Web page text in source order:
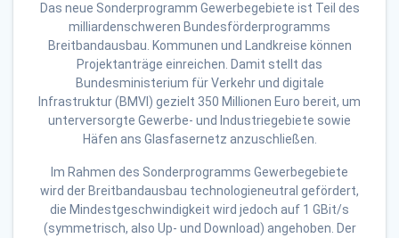
Das neue Sonderprogramm Gewerbegebiete ist Teil des
milliardenschweren Bundesförderprogramms
Breitbandausbau. Kommunen und Landkreise können
Projektanträge einreichen. Damit stellt das
Bundesministerium für Verkehr und digitale
Infrastruktur (BMVI) gezielt 350 Millionen Euro bereit, um
unterversorgte Gewerbe- und Industriegebiete sowie
Häfen ans Glasfasernetz anzuschließen.
Im Rahmen des Sonderprogramms Gewerbegebiete
wird der Breitbandausbau technologieneutral gefördert,
die Mindestgeschwindigkeit wird jedoch auf 1 GBit/s
(symmetrisch, also Up- und Download) angehoben. Der